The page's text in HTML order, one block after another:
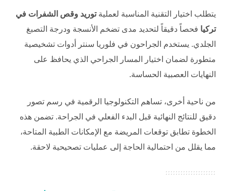
يتطلب اختيار التقنية المناسبة لعمليةتوريد وقص الشفرات في
تركيا فحصاً دقيقاً لتحديد مدى تضخم الأنسجة ودرجة التصبغ
الجلدي. يستخدم الجراحون في فلوريا سنتر
أدوات تشخيصية
متطورة لضمان اختيار المسار الجراحي الذي يحافظ على
النهايات العصبية الحساسة.
من ناحية أخرى، تساهم التكنولوجيا الرقمية في رسم تصور
دقيق للنتائج النهائية قبل البدء الفعلي في الجراحة. تضمن هذه
الخطوة تطابق توقعات المريضة مع الإمكانات الطبية المتاحة،
مما يقلل من احتمالية الحاجة إلى عمليات تصحيحية لاحقة.